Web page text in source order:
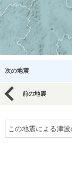
次の地震
前の地震
この地震による津波